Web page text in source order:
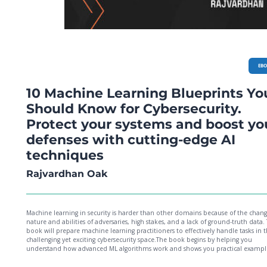
10 Machine Learning Blueprints
Should Know for Cybersecurity.
Protect your systems and boost
defenses with cutting-edge AI
techniques
Rajvardhan Oak
Machine learning in security is harder than other domains because of the
nature and abilities of adversaries, high stakes, and a lack of ground-truth data.
book will prepare machine learning practitioners to effectively handle tasks in
challenging yet exciting cybersecurity space.The book begins by helping you
understand how advanced ML algorithms work and shows you practical